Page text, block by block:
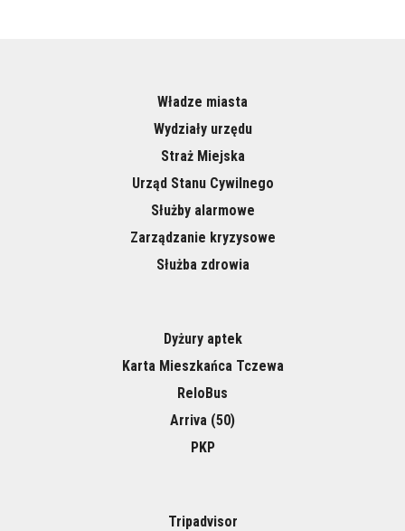
Władze miasta
Wydziały urzędu
Straż Miejska
Urząd Stanu Cywilnego
Służby alarmowe
Zarządzanie kryzysowe
Służba zdrowia
Dyżury aptek
Karta Mieszkańca Tczewa
ReloBus
Arriva (50)
PKP
Tripadvisor